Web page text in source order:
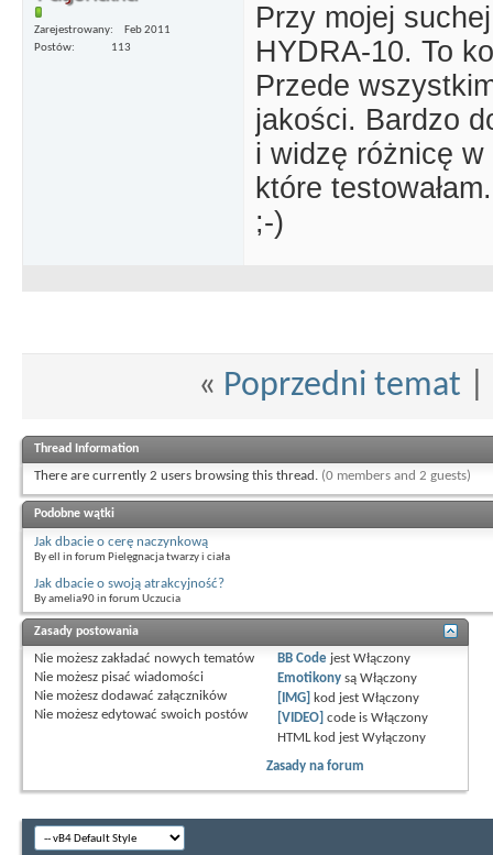
Zarejestrowany
Feb 2011
Postów
113
Przy mojej
HYDRA-10. To
Przede
jakości. Bardzo
i widzę różnicę
które
;-)
« Poprzedni temat
Thread Information
There are currently 2 users browsing this thread. (0 members and 2 guests)
Podobne wątki
Jak dbacie o cerę naczynkową
By ell in forum Pielęgnacja twarzy i ciała
Jak dbacie o swoją atrakcyjność?
By amelia90 in forum Uczucia
Zasady postowania
Nie możesz zakładać nowych tematów
Nie możesz pisać wiadomości
Nie możesz dodawać załączników
Nie możesz edytować swoich postów
BB Code jestWłączony
Emotikony sąWłączony
[IMG]
kod jestWłączony
[VIDEO] code isWłączony
HTML kod jestWyłączony
Zasady na forum